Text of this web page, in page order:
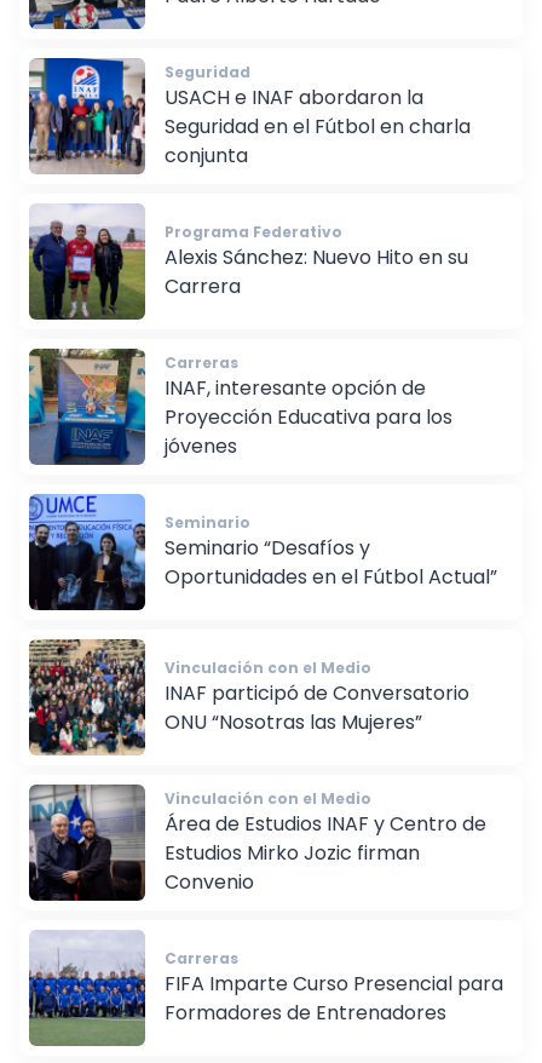
Seguridad
USACH e INAF abordaron la
Seguridad en el Fútbol en charla
conjunta
Programa Federativo
Alexis Sánchez: Nuevo Hito en su
Carreras
INAF, interesante opción de
Proyección Educativa para los
jóvenes
Seminario
Seminario “Desafíos y
Oportunidades en el Fútbol Actual”
Vinculación con el Medio
INAF participó de Conversatorio
ONU “Nosotras las Mujeres”
Vinculación con el Medio
Área de Estudios INAF y Centro de
Estudios Mirko Jozic firman
Carreras
FIFA Imparte Curso Presencial para